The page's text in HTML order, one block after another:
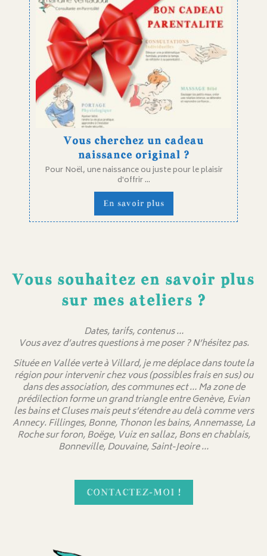
Vous cherchez un cadeau
naissance original ?
Pour Noël, une naissance ou juste pour le plaisir
d'offrir ...
En savoir plus
Vous souhaitez en savoir plus
sur mes ateliers ?
Dates, tarifs, contenus …
Vous avez d’autres questions à me poser ? N’hésitez pas.
Située en Vallée verte à Villard, je me déplace dans toute la
région pour intervenir chez vous (possibles frais en sus) ou
dans des association, des communes ect … Ma zone de
prédilection forme un grand triangle entre Genève, Evian
les bains et Cluses mais peut s’étendre au delà comme vers
Annecy. Fillinges, Bonne, Thonon les bains, Annemasse, La
Roche sur foron, Boëge, Vuiz en sallaz, Bons en chablais,
Bonneville, Douvaine, Saint-Jeoire …
CONTACTEZ-MOI !